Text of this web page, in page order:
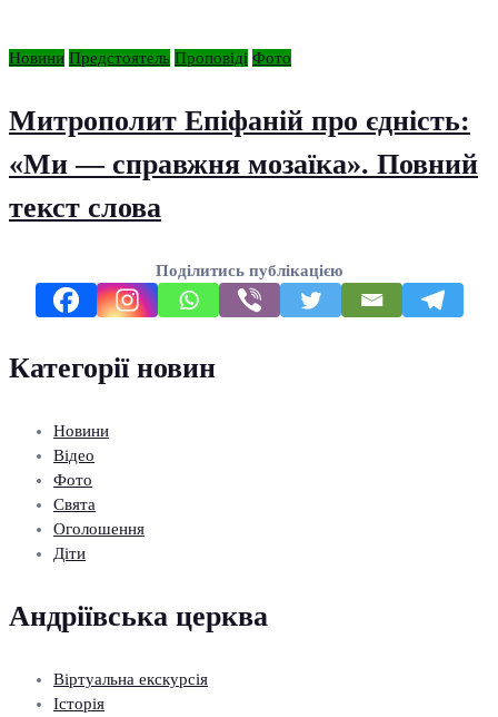
Новини Предстоятель Проповіді Фото
Митрополит Епіфаній про єдність:
«Ми — справжня мозаїка». Повний
текст слова
Поділитись публікацією
Категорії новин
Новини
Відео
Фото
Свята
Оголошення
Діти
Андріївська церква
Віртуальна екскурсія
Історія